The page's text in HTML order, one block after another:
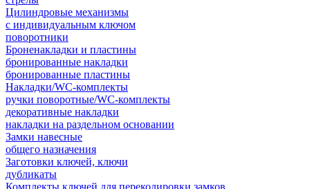
Цилиндровые механизмы
с индивидуальным ключом
поворотники
Броненакладки и пластины
бронированные накладки
бронированные пластины
Накладки/WC-комплекты
ручки поворотные/WC-комплекты
декоративные накладки
накладки на раздельном основании
Замки навесные
общего назначения
Заготовки ключей, ключи
дубликаты
Комплекты ключей для перекодировки замков